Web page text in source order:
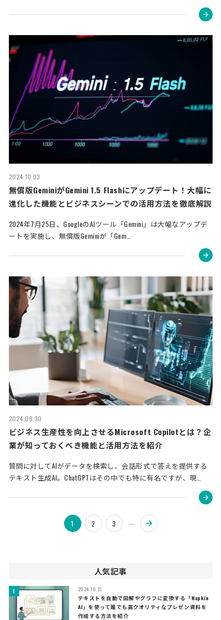
2024.10.03
無償版GeminiがGemini 1.5 Flashにアップデート！大幅に
進化した機能とビジネスシーンでの活用方法を徹底解説
2024年7月25日、GoogleのAIツール「Gemini」は大幅なアップデ
ートを実施し、無償版Geminiが「Gem…
2024.08.30
ビジネス生産性を向上させるMicrosoft Copilotとは？企
業が知っておくべき機能と活用方法を紹介
質問に対してAIがデータを検索し、会話形式で答えを提供する
テキスト生成AI。ChatGPTはその中でも特に有名ですが、現…
1 2 3
人気記事
2024.10.31
テキストを自動で図解やグラフに変換する「Napkin
AI」を使って誰でも高クオリティなプレゼン資料を
作成する方法を紹介